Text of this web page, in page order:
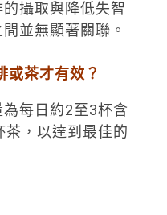
攝取與降低失智
並無顯著關聯。
或茶才有效？
每日約2至3杯含
，以達到最佳的